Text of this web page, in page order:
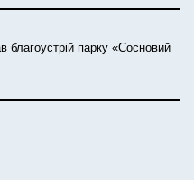
благоустрій парку «Сосновий